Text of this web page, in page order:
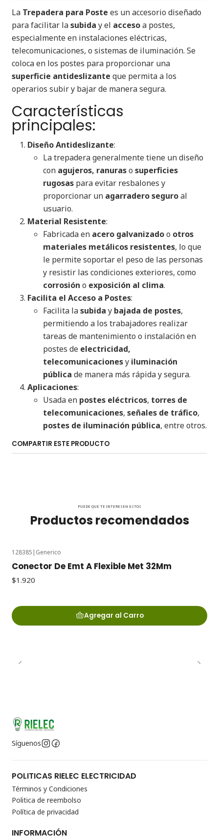
La Trepadera para Poste es un accesorio diseñado
para facilitar lasubida y el accesoa postes,
especialmente en instalaciones eléctricas,
telecomunicaciones, o sistemas de iluminación. Se
coloca en los postes para proporcionar una
superficie antideslizante que permita a los
operarios subir y bajar de manera segura.
Características
principales:
Diseño Antideslizante:
La trepadera generalmente tiene un diseño
con agujeros, ranuraso superficies
rugosas para evitar resbalones y
proporcionar un agarradero seguroal
usuario.
Material Resistente:
Fabricada en acero galvanizadoo otros
materiales metálicos resistentes, lo que
le permite soportar el peso de las personas
y resistir las condiciones exteriores, como
corrosión o exposición al clima.
Facilita el Acceso a Postes:
Facilita lasubida y bajada de postes,
permitiendo a los trabajadores realizar
tareas de mantenimiento o instalación en
postes de electricidad,
telecomunicacionesy iluminación
pública de manera más rápida y segura.
Aplicaciones:
Usada en postes eléctricos, torres de
telecomunicaciones, señales de tráfico,
postes de iluminación pública, entre otros.
COMPARTIR ESTE PRODUCTO
PUEDE QUE TE INTERESEN ESTOS
Productos recomendados
128385 | Generico
Conector De Emt A Flexible Met 32Mm
$1.920
Agregar al Carro
Síguenos
POLITICAS RIELEC ELECTRICIDAD
Términos y Condiciones
Politica de reembolso
Política de privacidad
INFORMACIÓN